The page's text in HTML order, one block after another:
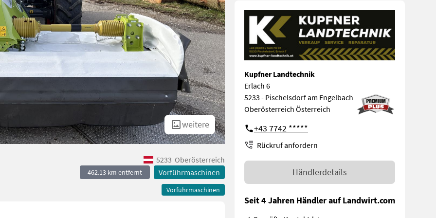
weitere
5233 Oberösterreich
462.13 km entfernt Vorführmaschinen
Vorführmaschinen
Kupfner Landtechnik
Erlach 6
5233 - Pischelsdorf am Engelbach
Oberösterreich Österreich
+43 7742 *****
Rückruf anfordern
Händlerdetails
Seit 4 Jahren Händler auf Landwirt.com